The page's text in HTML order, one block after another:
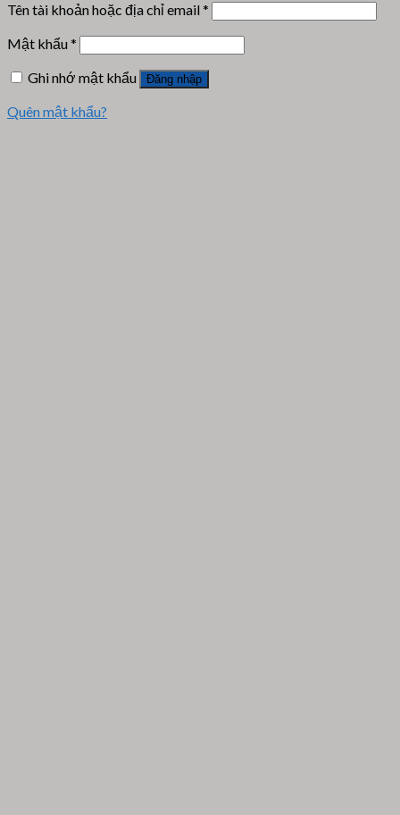
Tên tài khoản hoặc địa chỉ email*
Mật khẩu*
Ghi nhớ mật khẩu
Đăng nhập
Quên mật khẩu?